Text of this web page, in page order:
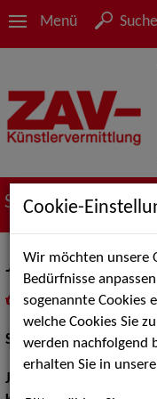
Menü Suche
Suche nach
Jörn
inMeine Merkliste
Schauspiel:Film und TV
Jahrgang:
Cookie-
Wir möchten unsere
Bedürfnisse
sogenannte Cookies
welche Cookies Sie
werden nachfolgend
erhalten Sie in